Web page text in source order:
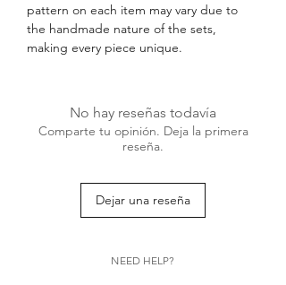
pattern on each item may vary due to
the handmade nature of the sets,
making every piece unique.
No hay reseñas todavía
Comparte tu opinión. Deja la primera
reseña.
Dejar una reseña
NEED HELP?